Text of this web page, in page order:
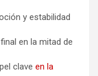
y estabilidad
en la mitad de
clave en la